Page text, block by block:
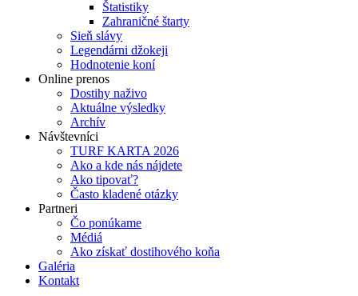
Štatistiky
Zahraničné štarty
Sieň slávy
Legendárni džokeji
Hodnotenie koní
Online prenos
Dostihy naživo
Aktuálne výsledky
Archív
Návštevníci
TURF KARTA 2026
Ako a kde nás nájdete
Ako tipovať?
Často kladené otázky
Partneri
Čo ponúkame
Médiá
Ako získať dostihového koňa
Galéria
Kontakt